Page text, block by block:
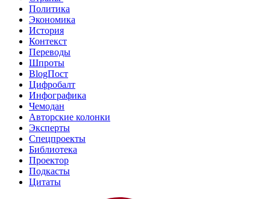
Политика
Экономика
История
Контекст
Переводы
Шпроты
BlogПост
Цифробалт
Инфографика
Чемодан
Авторские колонки
Эксперты
Спецпроекты
Библиотека
Проектор
Подкасты
Цитаты